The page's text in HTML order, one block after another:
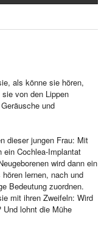
als könne sie hören,
von den Lippen
und
dieser jungen Frau: Mit
Cochlea-Implantat
wird dann ein
lernen, nach und
Bedeutung zuordnen.
mit ihren Zweifeln: Wird
Und lohnt die Mühe